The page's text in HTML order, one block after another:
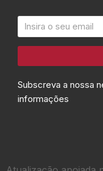
Subscreva a nossa
informações